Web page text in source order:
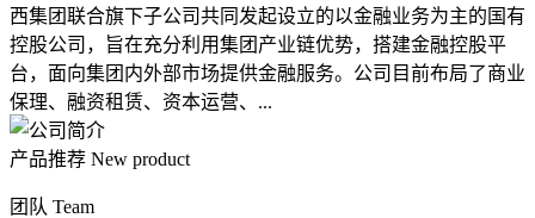
西集团联合旗下子公司共同发起设立的以金融业务为主的国有
控股公司，旨在充分利用集团产业链优势，搭建金融控股平
台，面向集团内外部市场提供金融服务。公司目前布局了商业
保理、融资租赁、资本运营、...
产品推荐 New product
团队 Team